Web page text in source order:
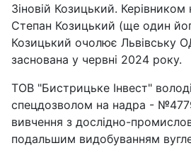
Зіновій Козицький. Керівником
Степан Козицький (ще один
Козицький очолює Львівську
заснована у червні 2024 року.
ТОВ "Бистрицьке Інвест"
спецдозволом на надра -
вивчення з дослідно-
подальшим видобуванням